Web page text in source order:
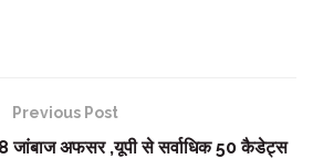
Previous Post
जांबाज अफसर ,यूपी से सर्वाधिक 50 कैडेट्स